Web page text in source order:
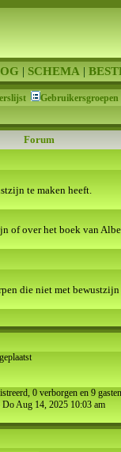
Gebruikersgroepen
Forum
te maken heeft.
of over het boek van
die niet met
0 verborgen en 9
Do Aug 14, 2025 10:03 am
| SCHEMA |